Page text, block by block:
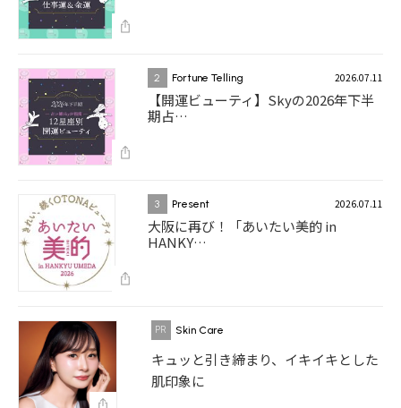
2 Fortune Telling 2026.07.11
【開運ビューティ】Skyの2026年下半
期占…
3 Present 2026.07.11
大阪に再び！「あいたい美的 in
HANKY…
Skin Care
キュッと引き締まり、イキイキとした
肌印象に